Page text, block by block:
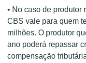
• No caso de produtor
CBS vale para quem
milhões. O produtor
ano poderá repassar
compensação